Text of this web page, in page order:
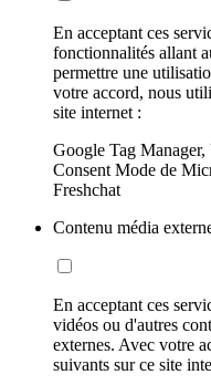
En acceptant ces
fonctionnalités allant
permettre une
votre accord, nous
site internet :
Google Tag
Consent Mode de
Freshchat
Contenu média
En acceptant ces
vidéos ou d'autres
externes. Avec votre
suivants sur ce site